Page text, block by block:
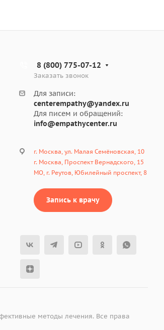
8 (800) 775-07-12
Заказать звонок
Для записи:
centerempathy@yandex.ru
Для писем и обращений:
info@empathycenter.ru
г. Москва, ул. Малая Семёновская, 10
г. Москва, Проспект Вернадского, 15
МО, г. Реутов, Юбилейный проспект, 8
Запись к врачу
методы лечения. Все права